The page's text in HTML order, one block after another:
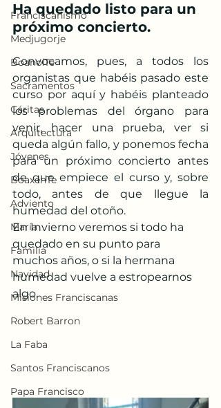
Franciscanismo
Medjugorje
BoanoiTe
Sacramentos
Cáritas
Arquitectura
Jóvenes
BoaxenTe
Adviento
María
Familia
Navidad
Misiones Franciscanas
Robert Barron
La Faba
Santos Franciscanos
Papa Francisco
Ha quedado listo para un
próximo concierto.
Convocamos, pues, a todos los
organistas que habéis pasado este
curso por aquí y habéis planteado
los problemas del órgano para
venir, hacer una prueba, ver si
queda algún fallo, y ponemos fecha
para un próximo concierto antes
de que empiece el curso y, sobre
todo, antes de que llegue la
humedad del otoño.
En Invierno veremos si todo ha
quedado en su punto para
muchos años, o si la hermana
humedad vuelve a estropearnos
algo.